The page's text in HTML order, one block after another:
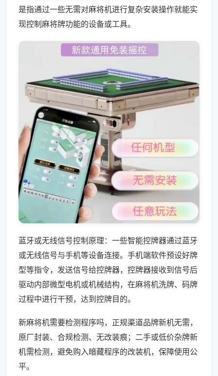
是指通过一些无需对麻将机进行复杂安装操作就能实
现控制麻将牌功能的设备或工具。
蓝牙或无线信号控制原理：一些智能控牌器通过蓝牙
或无线信号与手机等设备连接。手机端软件预设好牌
型等指令，发送信号给控牌器，控牌器接收到信号后
驱动内部微型电机或机械结构，在麻将机洗牌、码牌
过程中进行干预，达到控牌目的。
新麻将机需要检测程序吗，正规渠道品牌新机无需，
原厂封装、合规检测、无改装痕；二手或低价杂牌新
机需检测，避免购入暗藏程序的改装机，保障使用公
平。